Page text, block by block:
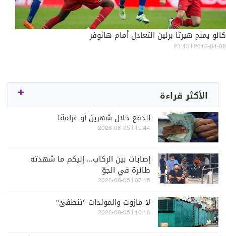
كالو يمنح هيرتا برلين التعادل أمام هانوفر
23:43 | 2016-04-08
الأكثر قراءة
الدفع خلال شهرين أو غرامة!
15:44 | 2026-08-05
إصابات بين الركاب... إليكم ما شهدته
طائرة في الجوّ
07:15 | 2026-08-05
لا مازوت والمولدات "تنطفئ"
10:16 | 2026-08-05